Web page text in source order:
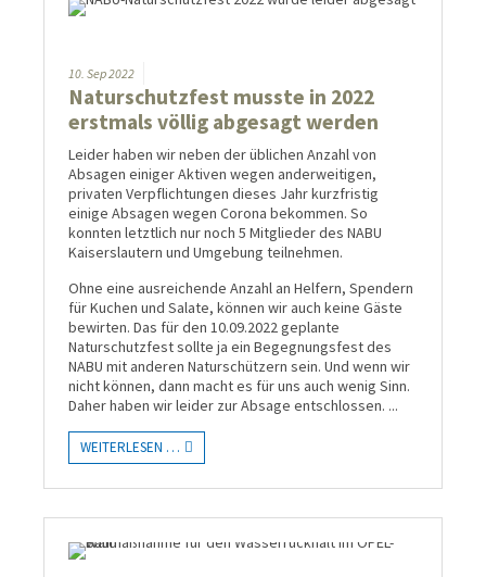
10. Sep 2022
Naturschutzfest musste in 2022
erstmals völlig abgesagt werden
Leider haben wir neben der üblichen Anzahl von
Absagen einiger Aktiven wegen anderweitigen,
privaten Verpflichtungen dieses Jahr kurzfristig
einige Absagen wegen Corona bekommen. So
konnten letztlich nur noch 5 Mitglieder des NABU
Kaiserslautern und Umgebung teilnehmen.
Ohne eine ausreichende Anzahl an Helfern, Spendern
für Kuchen und Salate, können wir auch keine Gäste
bewirten. Das für den 10.09.2022 geplante
Naturschutzfest sollte ja ein Begegnungsfest des
NABU mit anderen Naturschützern sein. Und wenn wir
nicht können, dann macht es für uns auch wenig Sinn.
Daher haben wir leider zur Absage entschlossen. ...
WEITERLESEN …